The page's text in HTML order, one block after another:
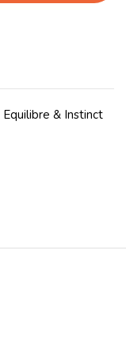
Equilibre & Instinct